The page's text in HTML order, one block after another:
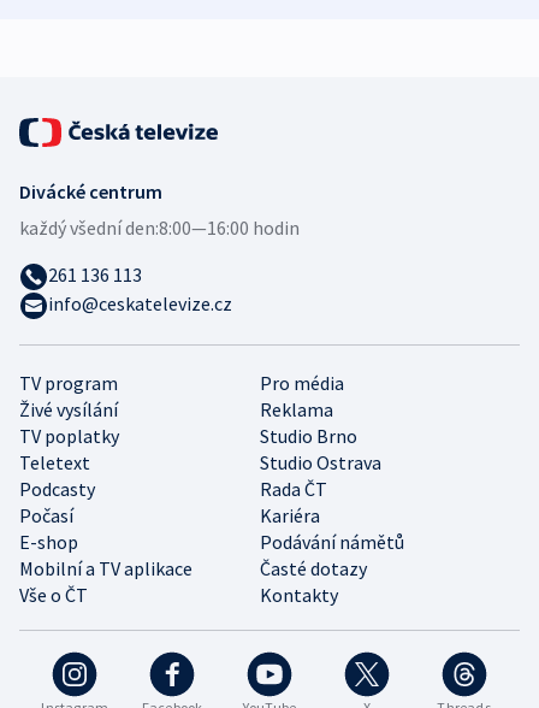
TV program
Pro média
Živé vysílání
Reklama
TV poplatky
Studio Brno
Teletext
Studio Ostrava
Podcasty
Rada ČT
Počasí
Kariéra
E-shop
Podávání námětů
Mobilní a TV aplikace
Časté dotazy
Vše o ČT
Kontakty
Divácké centrum
každý všední den:8:00—16:00 hodin
261 136 113
info@ceskatelevize.cz